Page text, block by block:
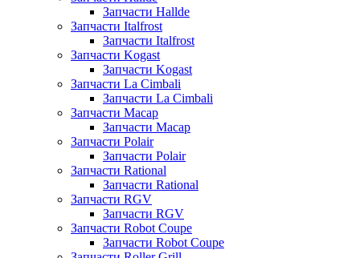
Запчасти Hallde
Запчасти Italfrost
Запчасти Italfrost
Запчасти Kogast
Запчасти Kogast
Запчасти La Cimbali
Запчасти La Cimbali
Запчасти Macap
Запчасти Macap
Запчасти Polair
Запчасти Polair
Запчасти Rational
Запчасти Rational
Запчасти RGV
Запчасти RGV
Запчасти Robot Coupe
Запчасти Robot Coupe